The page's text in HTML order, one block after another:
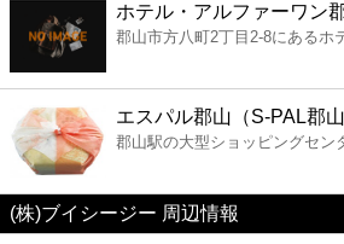
ファミレス
ファーストフード
カフェ
ショッピング
ホテル・アルファーワン
郡山市方八町2丁目2-8にあるホ
エスパル郡山（S-PAL郡山
郡山駅の大型ショッピングセン
(株)ブイシージー 周辺情報